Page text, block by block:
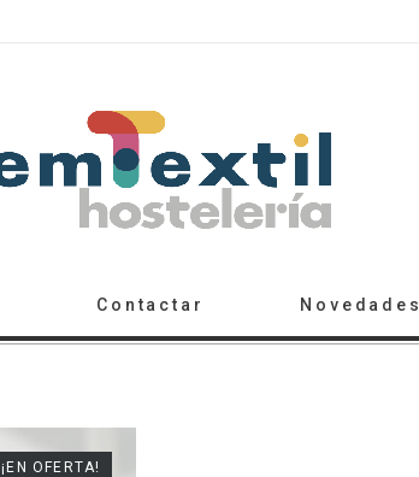
Contactar Novedades
¡EN OFERTA!